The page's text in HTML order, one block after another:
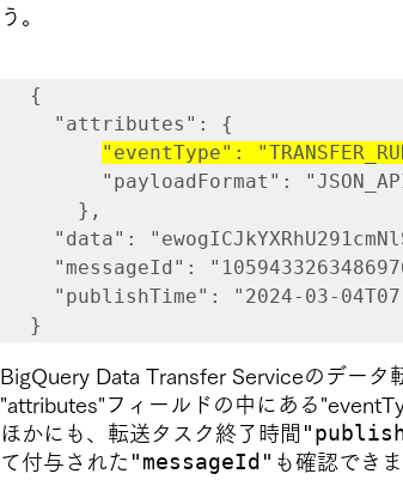
う。
{
"attributes" :
{
"eventType" :
"payloadFormat" :
} ,
"data" :
"messageId" :
"publishTime" :
"2024-03-
}
BigQuery Data Transfer Serviceの データ
"attributes"フィールドの中にある
ほかにも、 転送タスク 終了時間
て付与された "messageId" も確認できま